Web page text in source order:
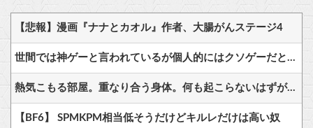
【悲報】漫画『ナナとカオル』作者、大腸がんステージ4
世間では神ゲーと言われているが個人的にはクソゲーだと思うゲーム挙げてけ
熱気こもる部屋。重なり合う身体。何も起こらないはずがなく……
【BF6】 SPMKPM相当低そうだけどキルレだけは高い奴